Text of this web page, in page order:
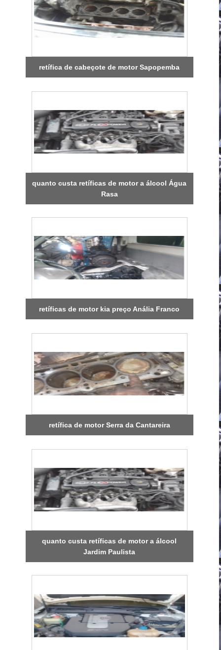
retífica de cabeçote de motor Sapopemba
quanto custa retíficas de motor a álcool Água
Rasa
retíficas de motor kia preço Anália Franco
retífica de motor Serra da Cantareira
quanto custa retíficas de motor a álcool
Jardim Paulista